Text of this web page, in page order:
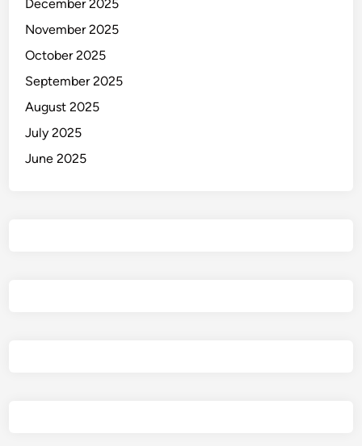
December 2025
November 2025
October 2025
September 2025
August 2025
July 2025
June 2025